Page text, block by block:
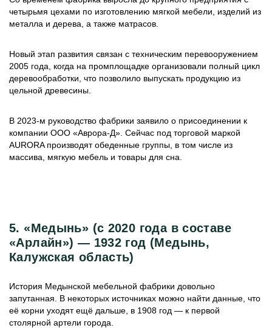
четырьмя цехами по изготовлению мягкой мебели, изделий из
металла и дерева, а также матрасов.
Новый этап развития связан с техническим перевооружением
2005 года, когда на промплощадке организовали полный цикл
деревообработки, что позволило выпускать продукцию из
цельной древесины.
В 2023-м руководство фабрики заявило о присоединении к
компании ООО «Аврора-Д». Сейчас под торговой маркой
AURORA производят обеденные группы, в том числе из
массива, мягкую мебель и товары для сна.
5. «Медынь» (с 2020 года в составе
«Арлайн») — 1932 год (Медынь,
Калужская область)
История Медынской мебельной фабрики довольно
запутанная. В некоторых источниках можно найти данные, что
её корни уходят ещё дальше, в 1908 год — к первой
столярной артели города.